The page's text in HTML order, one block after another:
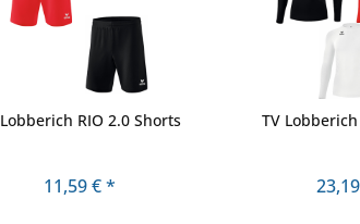
RIO 2.0 Shorts
11,59 € *
TV